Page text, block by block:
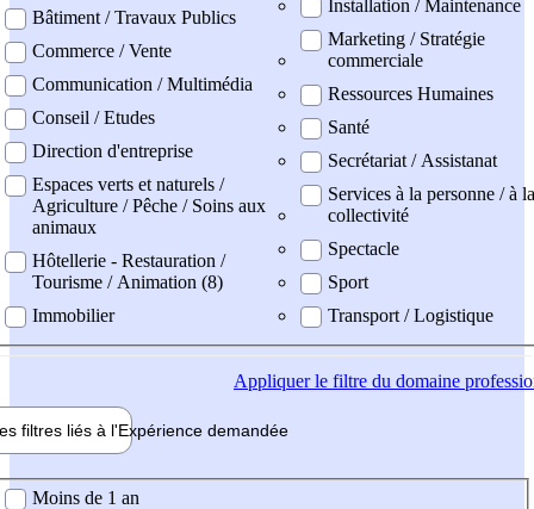
Bâtiment / Travaux Publics
Commerce / Vente
Communication / Multimédia
Conseil / Etudes
Direction d'entreprise
Espaces verts et naturels /
Agriculture / Pêche / Soins aux
animaux
Hôtellerie - Restauration /
Tourisme / Animation (8)
Immobilier
Installation / Maintenance
Marketing / Stratégie
commerciale
Ressources Humaines
Santé
Secrétariat / Assistanat
Services à la personne / à la
collectivité
Spectacle
Sport
Transport / Logistique
Appliquerle filtre du domaine
filtres liés à l'Expérience demandée
demandée
Moins de 1 an